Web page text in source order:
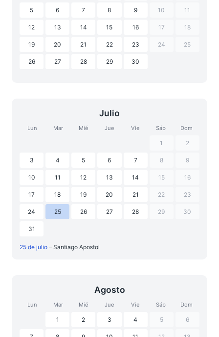
5 6 7 8 9 10 11
12 13 14 15 16 17 18
19 20 21 22 23 24 25
26 27 28 29 30
Julio
Lun Mar Mié Jue Vie Sáb Dom
1 2
3 4 5 6 7 8 9
10 11 12 13 14 15 16
17 18 19 20 21 22 23
24 25 26 27 28 29 30
31
25 de julio – Santiago Apostol
Agosto
Lun Mar Mié Jue Vie Sáb Dom
1 2 3 4 5 6